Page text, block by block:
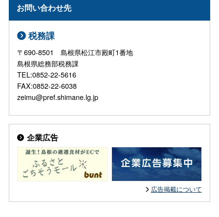
お問い合わせ先
税務課
〒690-8501 島根県松江市殿町1番地
島根県総務部税務課
TEL:0852-22-5616
FAX:0852-22-6038
zeimu@pref.shimane.lg.jp
企業広告
広告掲載について